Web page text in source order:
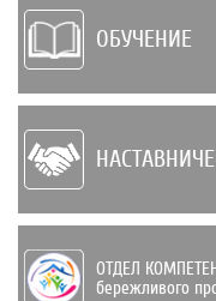
ОБУЧЕНИЕ
ОТДЕЛ
бережливого